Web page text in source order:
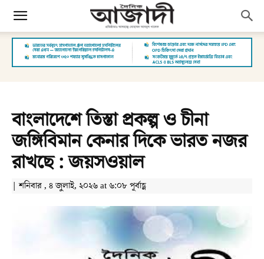
বাংলাদেশে তিস্তা প্রকল্প ও চীনা
জঙ্গিবিমান কেনার দিকে ভারত নজর
রাখছে : জয়সওয়াল
| শনিবার , ৪ জুলাই, ২০২৬ at ৬:০৮ পূর্বাহ্ণ